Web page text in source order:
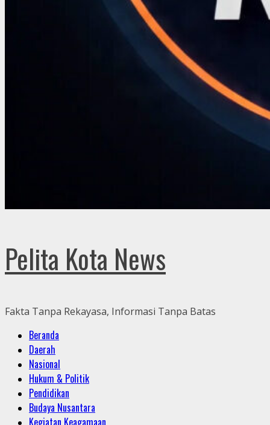
Pelita Kota News
Fakta Tanpa Rekayasa, Informasi Tanpa Batas
Primary
Menu
Beranda
Daerah
Nasional
Hukum & Politik
Pendidikan
Budaya Nusantara
Kegiatan Keagamaan